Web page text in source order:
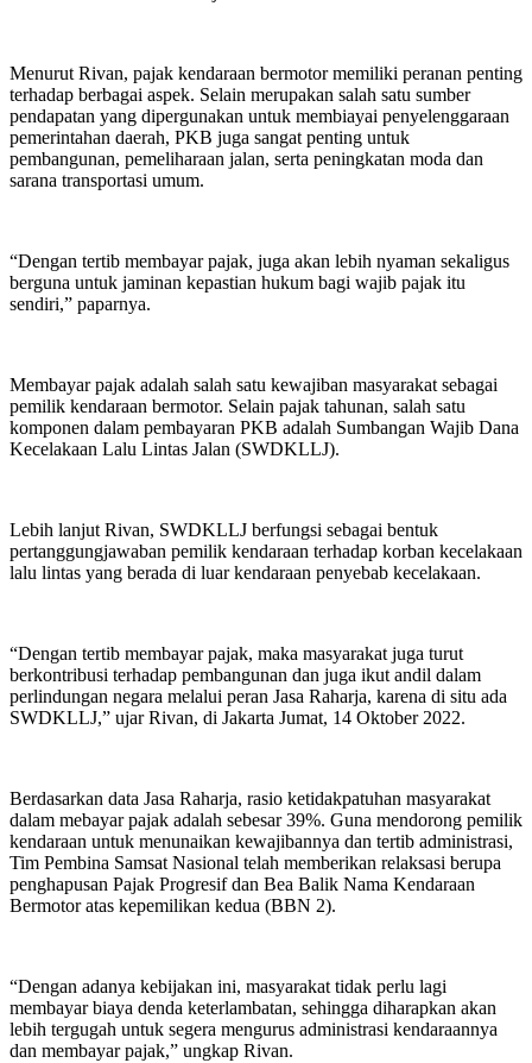
Menurut Rivan, pajak kendaraan bermotor memiliki peranan penting
terhadap berbagai aspek. Selain merupakan salah satu sumber
pendapatan yang dipergunakan untuk membiayai penyelenggaraan
pemerintahan daerah, PKB juga sangat penting untuk
pembangunan, pemeliharaan jalan, serta peningkatan moda dan
sarana transportasi umum.
“Dengan tertib membayar pajak, juga akan lebih nyaman sekaligus
berguna untuk jaminan kepastian hukum bagi wajib pajak itu
sendiri,” paparnya.
Membayar pajak adalah salah satu kewajiban masyarakat sebagai
pemilik kendaraan bermotor. Selain pajak tahunan, salah satu
komponen dalam pembayaran PKB adalah Sumbangan Wajib Dana
Kecelakaan Lalu Lintas Jalan (SWDKLLJ).
Lebih lanjut Rivan, SWDKLLJ berfungsi sebagai bentuk
pertanggungjawaban pemilik kendaraan terhadap korban kecelakaan
lalu lintas yang berada di luar kendaraan penyebab kecelakaan.
“Dengan tertib membayar pajak, maka masyarakat juga turut
berkontribusi terhadap pembangunan dan juga ikut andil dalam
perlindungan negara melalui peran Jasa Raharja, karena di situ ada
SWDKLLJ,” ujar Rivan, di Jakarta Jumat, 14 Oktober 2022.
Berdasarkan data Jasa Raharja, rasio ketidakpatuhan masyarakat
dalam mebayar pajak adalah sebesar 39%. Guna mendorong pemilik
kendaraan untuk menunaikan kewajibannya dan tertib administrasi,
Tim Pembina Samsat Nasional telah memberikan relaksasi berupa
penghapusan Pajak Progresif dan Bea Balik Nama Kendaraan
Bermotor atas kepemilikan kedua (BBN 2).
“Dengan adanya kebijakan ini, masyarakat tidak perlu lagi
membayar biaya denda keterlambatan, sehingga diharapkan akan
lebih tergugah untuk segera mengurus administrasi kendaraannya
dan membayar pajak,” ungkap Rivan.